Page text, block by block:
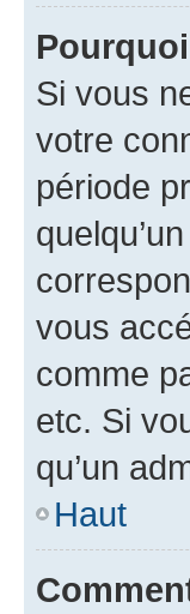
Si vous
votre
période
vous
comme
etc. Si
qu’un
Haut